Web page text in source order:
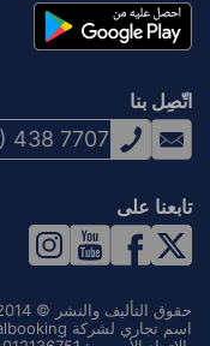
اتّصِل بنا
438 7707
تابعنا على